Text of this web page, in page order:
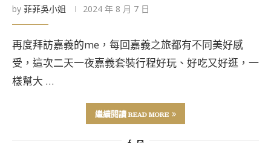
by 菲菲吳小姐 2024 年 8 月 7 日
再度拜訪嘉義的me，每回嘉義之旅都有不同美好感
受，這次二天一夜嘉義套裝行程好玩、好吃又好逛，一
樣幫大 …
繼續閱讀 READ MORE